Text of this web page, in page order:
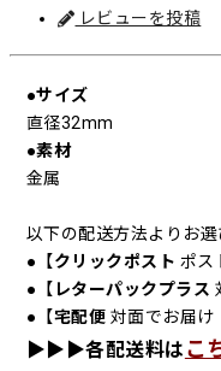
レビューを投稿
●サイズ
直径32mm
●素材
金属
以下の配送方法よりお選
●【クリックポスト ポス
●【 レターパックプラス
●【宅配便 対面でお届け
▶︎▶︎▶︎各配送料は こ